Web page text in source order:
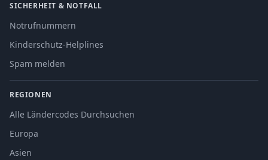
SICHERHEIT & NOTFALL
Notrufnummern
Kinderschutz-Helplines
Spam melden
REGIONEN
Alle Ländercodes Durchsuchen
Europa
Asien